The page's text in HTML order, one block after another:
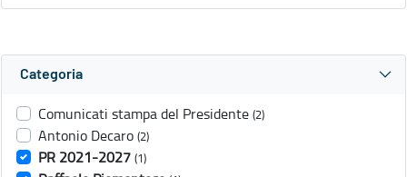
Categoria
Comunicati stampa del Presidente (2)
Antonio Decaro (2)
PR 2021-2027 (1)